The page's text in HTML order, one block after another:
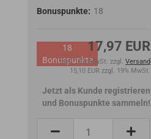
Bonuspunkte: 18
17,97 EUR
inkl. 19% MwSt. zzgl. Versand
15,10 EUR zzgl. 19% MwSt.
18
Bonuspunkte
Jetzt als Kunde registrieren
und Bonuspunkte sammeln!